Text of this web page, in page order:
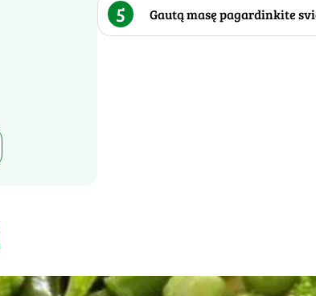
5 Gautą masę pagardinkite